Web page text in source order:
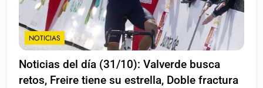
NOTICIAS
Noticias del día (31/10): Valverde busca
retos, Freire tiene su estrella, Doble fractura